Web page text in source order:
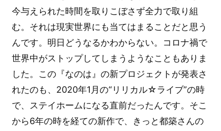
今与えられた時間を取りこぼさず全力で取り組
む。それは現実世界にも当てはまることだと思う
んです。明日どうなるかわからない。コロナ禍で
世界中がストップしてしまうようなこともありま
した。この『なのは』の新プロジェクトが発表さ
れたのも、2020年1月の“リリカル☆ライブ”の時
で、ステイホームになる直前だったんです。そこ
から6年の時を経ての新作で、きっと都築さんの